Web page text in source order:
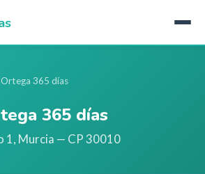
365 días
365 días
1, Murcia — CP 30010